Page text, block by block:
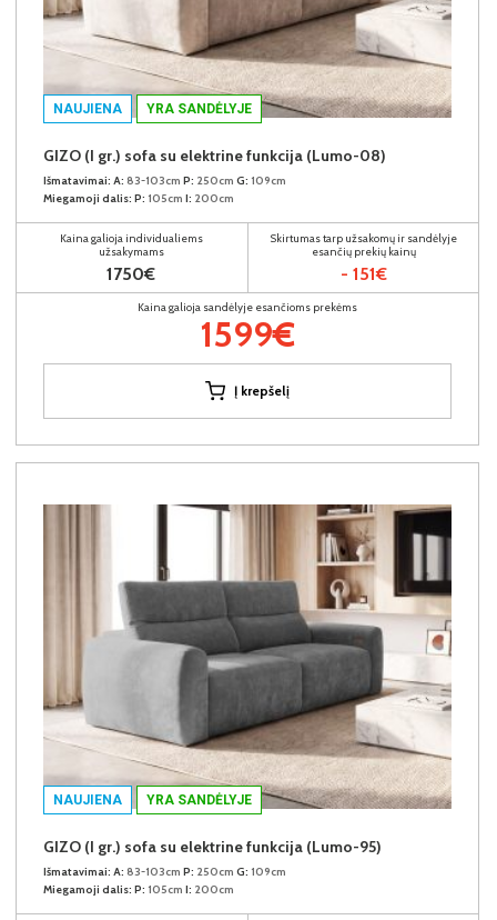
NAUJIENA YRA SANDĖLYJE
GIZO (I gr.) sofa su elektrine funkcija (Lumo-08)
Išmatavimai: A: 83-103cm P: 250cm G: 109cm
Miegamoji dalis: P: 105cm I: 200cm
Kaina galioja individualiems
užsakymams
1750€
Skirtumas tarp užsakomų ir sandėlyje
esančių prekių kainų
- 151€
Kaina galioja sandėlyje esančioms prekėms
1599€
Į krepšelį
NAUJIENA YRA SANDĖLYJE
GIZO (I gr.) sofa su elektrine funkcija (Lumo-95)
Išmatavimai: A: 83-103cm P: 250cm G: 109cm
Miegamoji dalis: P: 105cm I: 200cm